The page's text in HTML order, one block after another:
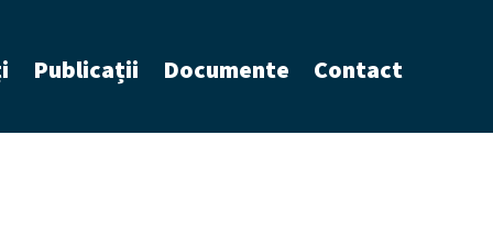
Publicații Documente Contact